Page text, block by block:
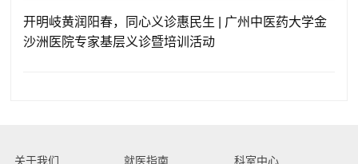
开明岐黄润阳春，同心义诊惠民生 | 广州中医药大学金
沙洲医院专家基层义诊暨培训活动
关于我们 就医指南
科室中心